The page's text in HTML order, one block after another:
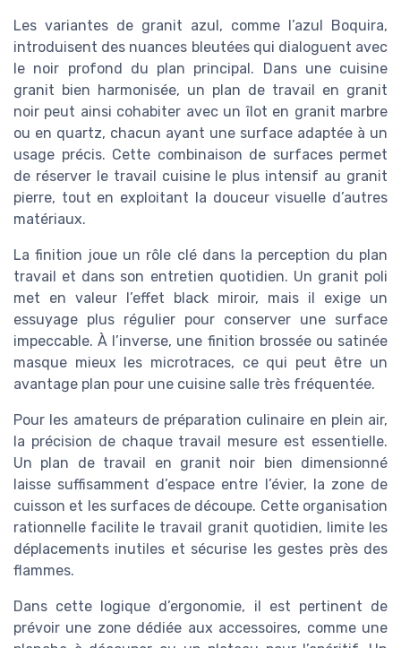
Les variantes de granit azul, comme l’azul Boquira,
introduisent des nuances bleutées qui dialoguent avec
le noir profond du plan principal. Dans une cuisine
granit bien harmonisée, un plan de travail en granit
noir peut ainsi cohabiter avec un îlot en granit marbre
ou en quartz, chacun ayant une surface adaptée à un
usage précis. Cette combinaison de surfaces permet
de réserver le travail cuisine le plus intensif au granit
pierre, tout en exploitant la douceur visuelle d’autres
matériaux.
La finition joue un rôle clé dans la perception du plan
travail et dans son entretien quotidien. Un granit poli
met en valeur l’effet black miroir, mais il exige un
essuyage plus régulier pour conserver une surface
impeccable. À l’inverse, une finition brossée ou satinée
masque mieux les microtraces, ce qui peut être un
avantage plan pour une cuisine salle très fréquentée.
Pour les amateurs de préparation culinaire en plein air,
la précision de chaque travail mesure est essentielle.
Un plan de travail en granit noir bien dimensionné
laisse suffisamment d’espace entre l’évier, la zone de
cuisson et les surfaces de découpe. Cette organisation
rationnelle facilite le travail granit quotidien, limite les
déplacements inutiles et sécurise les gestes près des
flammes.
Dans cette logique d’ergonomie, il est pertinent de
prévoir une zone dédiée aux accessoires, comme une